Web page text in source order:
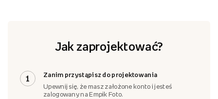
Jak zaprojektować?
1
Zanim przystąpisz do projektowania
Upewnij się, że masz założone konto i jesteś
zalogowany na Empik Foto.